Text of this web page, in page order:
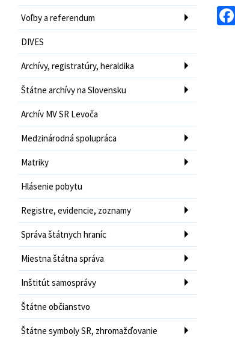
Voľby a referendum
DIVES
Archívy, registratúry, heraldika
Štátne archívy na Slovensku
Archív MV SR Levoča
Medzinárodná spolupráca
Matriky
Hlásenie pobytu
Registre, evidencie, zoznamy
Správa štátnych hraníc
Miestna štátna správa
Inštitút samosprávy
Štátne občianstvo
Štátne symboly SR, zhromažďovanie